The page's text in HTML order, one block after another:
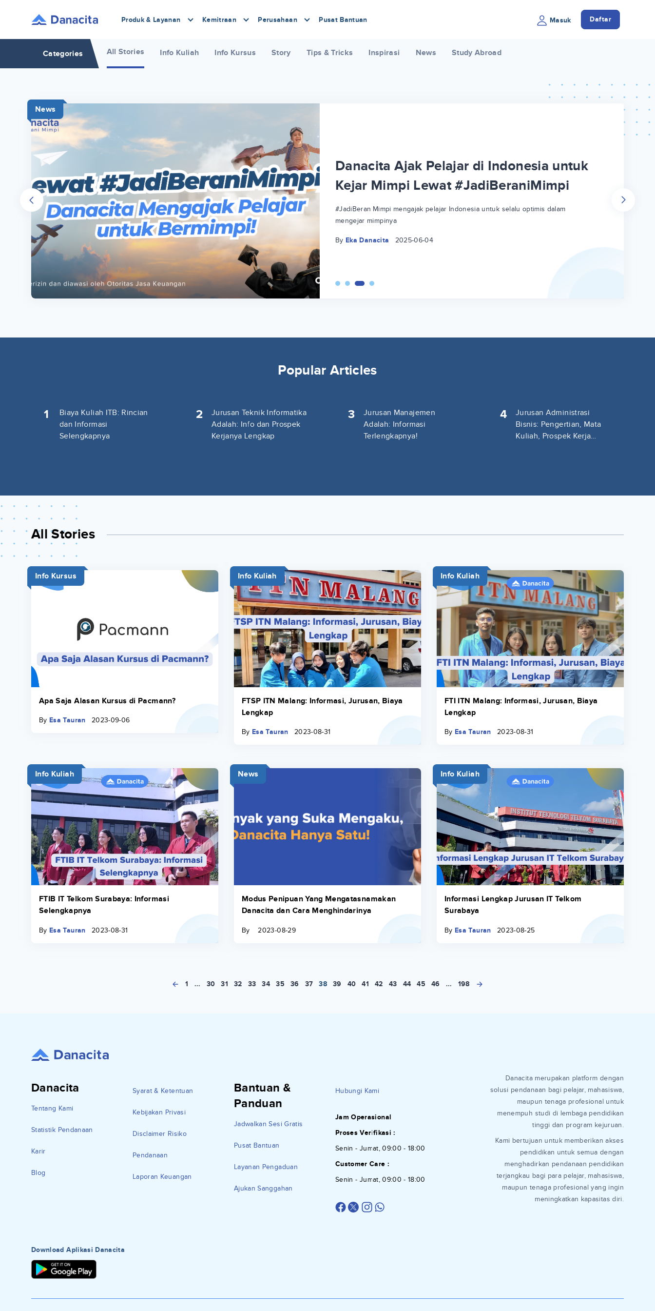
Produk & Layanan Kemitraan Perusahaan Pusat Bantuan Masuk Daftar
Categories All Stories Info Kuliah Info Kursus Story Tips & Tricks Inspirasi News Study Abroad
News
Danacita Ajak Pelajar di Indonesia untuk
Kejar Mimpi Lewat #JadiBeraniMimpi
#JadiBeraniMimpi mengajak pelajar Indonesia untuk selalu optimis dalam
mengejar mimpinya
By Eka Danacita 2025-06-04
Popular Articles
1
Biaya Kuliah ITB: Rincian
dan Informasi
Selengkapnya
2
Jurusan Teknik Informatika
Adalah: Info dan Prospek
Kerjanya Lengkap
3
Jurusan Manajemen
Adalah: Informasi
Terlengkapnya!
4
Jurusan Administrasi
Bisnis: Pengertian, Mata
Kuliah, Prospek Kerja
All Stories
Info Kursus
Apa Saja Alasan Kursus di Pacmann?
By Esa Tauran 2023-09-06
Info Kuliah
FTSP ITN Malang: Informasi, Jurusan, Biaya
Lengkap
By Esa Tauran 2023-08-31
Info Kuliah
FTI ITN Malang: Informasi, Jurusan, Biaya
Lengkap
By Esa Tauran 2023-08-31
Info Kuliah
FTIB IT Telkom Surabaya: Informasi
Selengkapnya
By Esa Tauran 2023-08-31
News
Modus Penipuan Yang Mengatasnamakan
Danacita dan Cara Menghindarinya
By 2023-08-29
Info Kuliah
Informasi Lengkap Jurusan IT Telkom
Surabaya
By Esa Tauran 2023-08-25
1 ... 30 31 32 33 34 35 36 37 38 39 40 41 42 43 44 45 46 ... 198
Danacita
Tentang Kami
Statistik Pendanaan
Karir
Blog
Syarat & Ketentuan
Kebijakan Privasi
Disclaimer Risiko
Pendanaan
Laporan Keuangan
Bantuan &
Panduan
Jadwalkan Sesi Gratis
Pusat Bantuan
Layanan Pengaduan
Ajukan Sanggahan
Hubungi Kami
Jam Operasional
Proses Verifikasi :
Senin - Jumat, 09:00 - 18:00
Customer Care :
Senin - Jumat, 09:00 - 18:00
Danacita merupakan platform dengan
solusi pendanaan bagi pelajar, mahasiswa,
maupun tenaga profesional untuk
menempuh studi di lembaga pendidikan
tinggi dan program kejuruan.
Kami bertujuan untuk memberikan akses
pendidikan untuk semua dengan
menghadirkan pendanaan pendidikan
terjangkau bagi para pelajar, mahasiswa,
maupun tenaga profesional yang ingin
meningkatkan kapasitas diri.
Download Aplikasi Danacita